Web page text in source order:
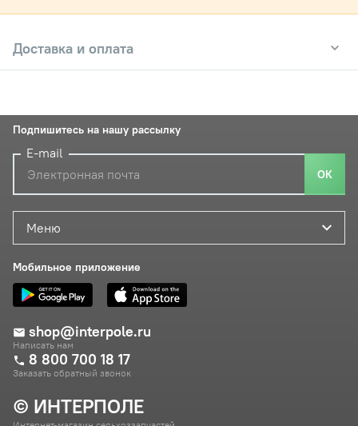
Доставка и оплата
© ИНТЕРПОЛЕ
Меню
Мобильное приложение
shop@interpole.ru
Написать нам
8 800 700 18 17
Заказать обратный звонок
Подпишитесь на нашу рассылку
E-mail
ОК